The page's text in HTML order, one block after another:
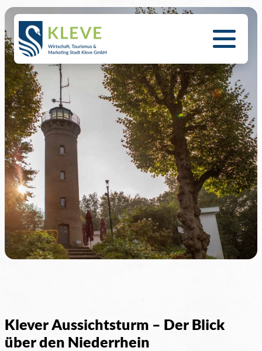
Klever Aussichtsturm – Der Blick
über den Niederrhein